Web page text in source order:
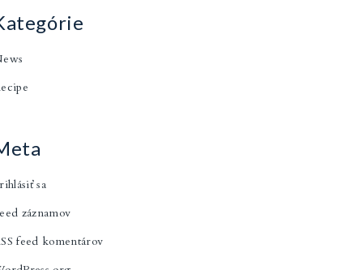
sa
záznamov
feed komentárov